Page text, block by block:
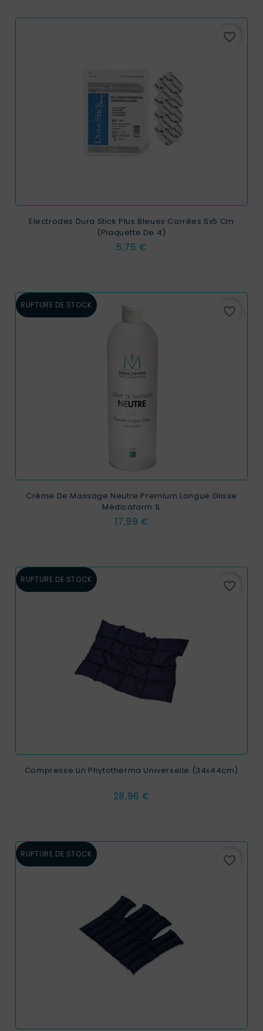
favorite_border
Electrodes Dura Stick Plus Bleues Carrées 5x5 Cm
(plaquette De 4)
Prix
5,75 €
RUPTURE DE STOCK favorite_border
Crème De Massage Neutre Premium Longue Glisse
Médicafarm 1L
Prix
17,99 €
RUPTURE DE STOCK favorite_border
Compresse Lin Phytotherma Universelle (34x44cm)
Prix
28,96 €
RUPTURE DE STOCK favorite_border